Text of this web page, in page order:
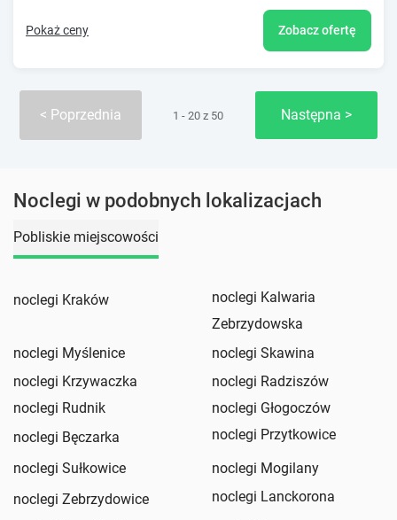
Pokaż ceny Zobacz ofertę
Poprzednia 1 - 20 z 50 Następna
Noclegi w podobnych lokalizacjach
Pobliskie miejscowości
noclegi Kraków
noclegi Kalwaria
Zebrzydowska
noclegi Myślenice
noclegi Skawina
noclegi Krzywaczka
noclegi Radziszów
noclegi Rudnik
noclegi Głogoczów
noclegi Bęczarka
noclegi Przytkowice
noclegi Sułkowice
noclegi Mogilany
noclegi Zebrzydowice
noclegi Lanckorona